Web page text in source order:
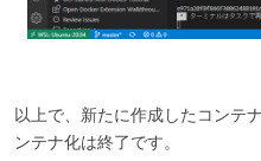
以上で、新たに作成したコンテ
ンテナ化は終了です。